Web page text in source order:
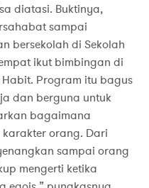
diatasi. Buktinya,
sampai
bersekolah di Sekolah
ikut bimbingan di
Program itu bagus
dan berguna untuk
bagaimana
orang. Dari
sampai orang
mengerti ketika